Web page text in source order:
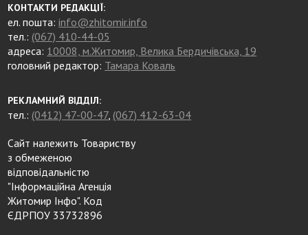
КОНТАКТИ РЕДАКЦІЇ:
ел. пошта:info@zhitomir.info
тел.: (067) 410-44-05
адреса: 10008, м.Житомир, Велика Бердичівська, 19
головний редактор: Тамара Коваль
РЕКЛАМНИЙ ВІДДІЛ:
тел.: (0412) 47-00-47, (067) 412-63-04
Сайт належить Товариству
з обмеженою
відповідальністю
"Інформаційна Агенція
Житомир Інфо". Код
ЄДРПОУ 33732896